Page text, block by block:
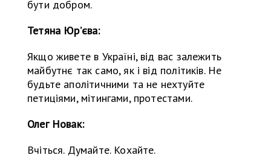
бути добром.
Тетяна Юр’єва:
Якщо живете в Україні, від вас залежить
майбутнє так само, як і від політиків. Не
будьте аполітичними та не нехтуйте
петиціями, мітингами, протестами.
Олег Новак:
Вчіться. Думайте. Кохайте.